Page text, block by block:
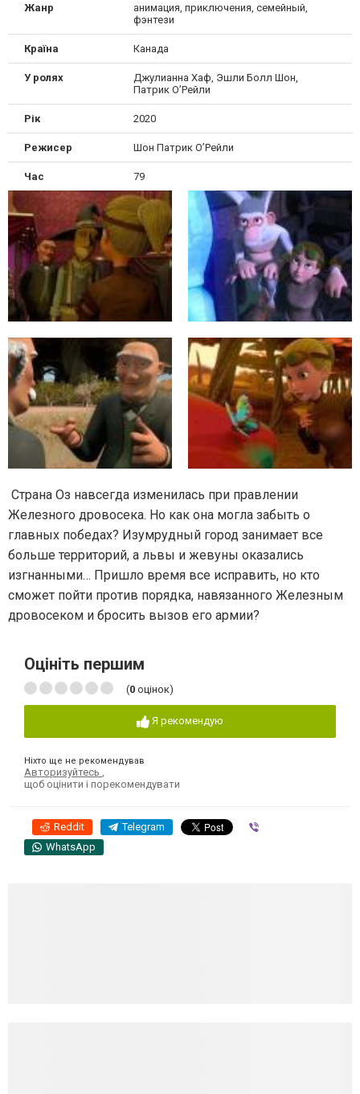
Жанр
анимация, приключения, семейный,
фэнтези
Країна Канада
У ролях
Джулианна Хаф, Эшли Болл Шон,
Патрик О’Рейли
Рік 2020
Режисер Шон Патрик О’Рейли
Час 79
Страна Оз навсегда изменилась при правлении
Железного дровосека. Но как она могла забыть о
главных победах? Изумрудный город занимает все
больше территорий, а львы и жевуны оказались
изгнанными… Пришло время все исправить, но кто
сможет пойти против порядка, навязанного Железным
дровосеком и бросить вызов его армии?
Оцініть першим
(0 оцінок)
Я рекомендую
Ніхто ще не рекомендував
Авторизуйтесь
щоб оцінити і порекомендувати
Reddit Telegram
WhatsApp